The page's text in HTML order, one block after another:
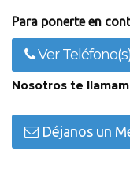
Para ponerte en
Ver Teléfono(s)
Nosotros te
Déjanos un